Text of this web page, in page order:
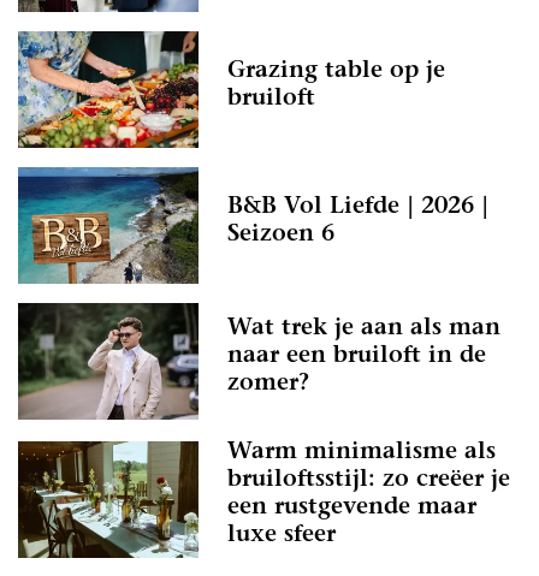
Grazing table op je
bruiloft
B&B Vol Liefde | 2026 |
Seizoen 6
Wat trek je aan als man
naar een bruiloft in de
zomer?
Warm minimalisme als
bruiloftsstijl: zo creëer je
een rustgevende maar
luxe sfeer